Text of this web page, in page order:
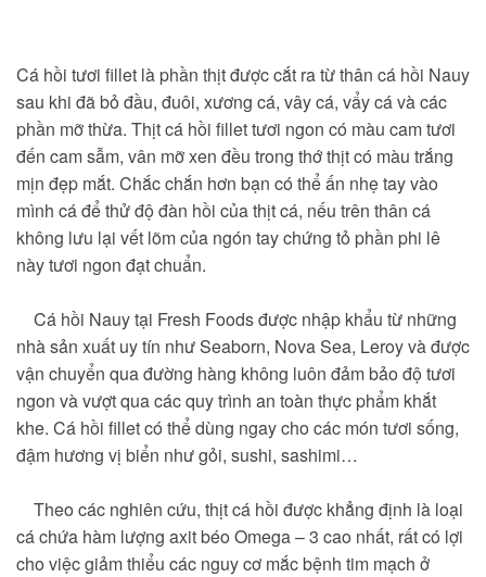
Cá hồi tươi fillet là phần thịt được cắt ra từ thân cá hồi Nauy
sau khi đã bỏ đầu, đuôi, xương cá, vây cá, vẩy cá và các
phần mỡ thừa. Thịt cá hồi fillet tươi ngon có màu cam tươi
đến cam sẫm, vân mỡ xen đều trong thớ thịt có màu trắng
mịn đẹp mắt. Chắc chắn hơn bạn có thể ấn nhẹ tay vào
mình cá để thử độ đàn hồi của thịt cá, nếu trên thân cá
không lưu lại vết lõm của ngón tay chứng tỏ phần phi lê
này tươi ngon đạt chuẩn.
Cá hồi Nauy tại Fresh Foods được nhập khẩu từ những
nhà sản xuất uy tín như Seaborn, Nova Sea, Leroy và được
vận chuyển qua đường hàng không luôn đảm bảo độ tươi
ngon và vượt qua các quy trình an toàn thực phẩm khắt
khe. Cá hồi fillet có thể dùng ngay cho các món tươi sống,
đậm hương vị biển như gỏi, sushi, sashimi…
Theo các nghiên cứu, thịt cá hồi được khẳng định là loại
cá chứa hàm lượng axit béo Omega – 3 cao nhất, rất có lợi
cho việc giảm thiểu các nguy cơ mắc bệnh tim mạch ở